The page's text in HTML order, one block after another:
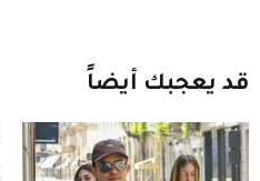
قد يعجبك أيضاً